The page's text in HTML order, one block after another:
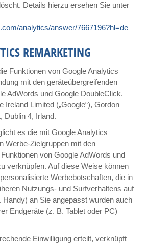
Details hierzu ersehen Sie unter
analytics/answer/7667196?hl=de
REMARKETING
Funktionen von Google Analytics
mit den geräteübergreifenden
AdWords und Google DoubleClick.
Ireland Limited („Google“), Gordon
Dublin 4, Irland.
es die mit Google Analytics
Werbe-Zielgruppen mit den
von Google AdWords und
verknüpfen. Auf diese Weise können
Werbebotschaften, die in
Nutzungs- und Surfverhaltens auf
an Sie angepasst wurden auch
Endgeräte (z. B. Tablet oder PC)
Einwilligung erteilt, verknüpft